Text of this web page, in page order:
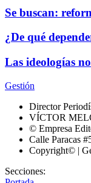
Se buscan:
¿De qué
Las ideologías
Gestión
Director
VÍCTOR
© Empresa
Calle Paracas
Copyright© |
Secciones: